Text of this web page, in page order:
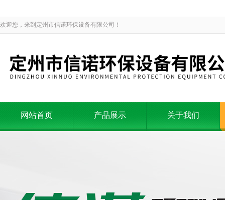
欢迎您，来到定州市信诺环保设备有限公司！
网站首页 产品展示 关于我们